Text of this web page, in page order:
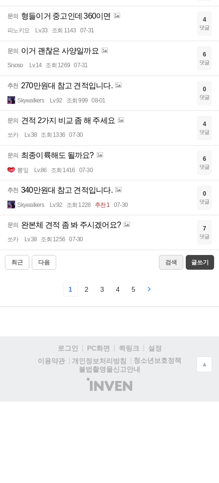
문의 형들이거 중고인데 360이면
피노키요 Lv.33 조회 1143 07-31
4
댓글
문의 이거 괜찮은 사양일까요
Sisoso Lv.14 조회 1269 07-31
6
댓글
추천 270만원대 참고 견적입니다.
Skywalkers Lv.92 조회 999 08-01
0
댓글
문의 견적 2가지 비교 좀 해 주세요
쏘카 Lv.38 조회 1336 07-30
4
댓글
문의 최종이륙해도 될까요?
뽕잎 Lv.86 조회 1416 07-30
6
댓글
추천 340만원대 참고 견적입니다.
Skywalkers Lv.92 조회 1228 추천 1 07-30
0
댓글
문의 완본체 견적 좀 봐 주시겠어요?
쏘카 Lv.38 조회 1256 07-30
7
댓글
최근 다음 검색 글쓰기
1 2 3 4 5
로그인 PC화면 퀵링크
설정
이용약관
개인정보처리방침
청소년보호정책
불법촬영물신고안내
(주)
인
▲